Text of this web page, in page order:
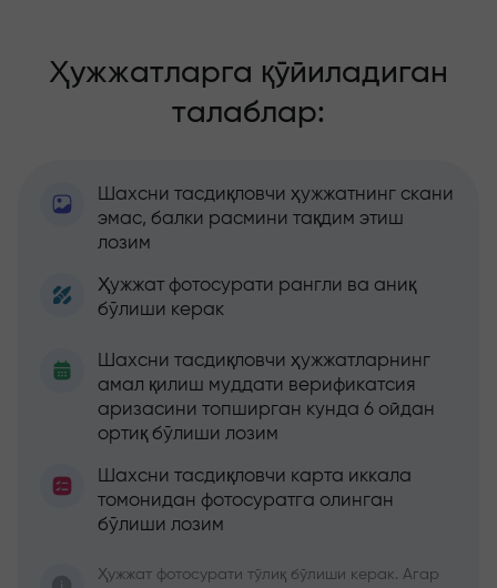
Ҳужжатларга қўйиладиган
талаблар:
Шахсни тасдиқловчи ҳужжатнинг скани
эмас, балки расмини тақдим этиш
лозим
Ҳужжат фотосурати рангли ва аниқ
бўлиши керак
Шахсни тасдиқловчи ҳужжатларнинг
амал қилиш муддати верификатсия
аризасини топширган кунда 6 ойдан
ортиқ бўлиши лозим
Шахсни тасдиқловчи карта иккала
томонидан фотосуратга олинган
бўлиши лозим
Ҳужжат фотосурати тўлиқ бўлиши керак. Агар